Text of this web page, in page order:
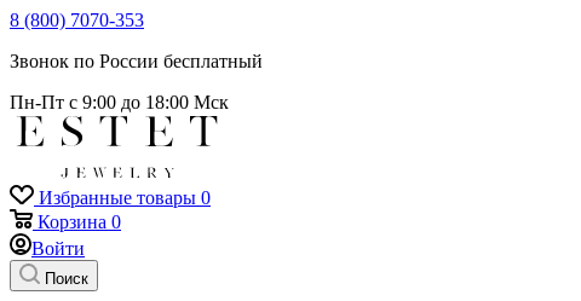
8 (800) 7070-353
Звонок по России бесплатный
Пн-Пт с 9:00 до 18:00 Мск
Избранные товары 0
Корзина 0
Войти
Поиск